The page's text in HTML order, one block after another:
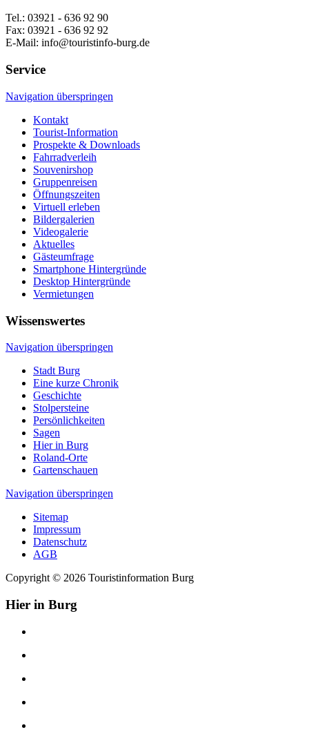
Tel.: 03921 - 636 92 90
Fax: 03921 - 636 92 92
E-Mail: info@touristinfo-burg.de
Service
Navigation überspringen
Kontakt
Tourist-Information
Prospekte & Downloads
Fahrradverleih
Souvenirshop
Gruppenreisen
Öffnungszeiten
Virtuell erleben
Bildergalerien
Videogalerie
Aktuelles
Gästeumfrage
Smartphone Hintergründe
Desktop Hintergründe
Vermietungen
Wissenswertes
Navigation überspringen
Stadt Burg
Eine kurze Chronik
Geschichte
Stolpersteine
Persönlichkeiten
Sagen
Hier in Burg
Roland-Orte
Gartenschauen
Navigation überspringen
Sitemap
Impressum
Datenschutz
AGB
Copyright © 2026 Touristinformation Burg
Hier in Burg